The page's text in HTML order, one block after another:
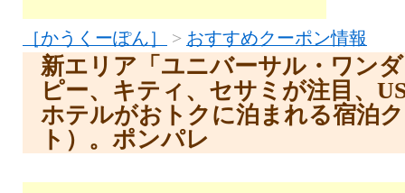
［かうくーぽん］ > おすすめクーポン情報
新エリア「ユニバーサル・ワン
ピー、キティ、セサミが注目、
ホテルがおトクに泊まれる宿泊
ト）。ポンパレ